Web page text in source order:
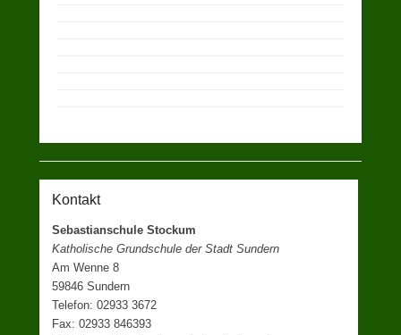
Kontakt
Sebastianschule Stockum
Katholische Grundschule der Stadt Sundern
Am Wenne 8
59846 Sundern
Telefon: 02933 3672
Fax: 02933 846393